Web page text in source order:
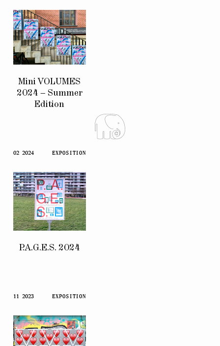
Mini VOLUMES
2024 – Summer
Edition
02 2024 EXPOSITION
P.A.G.E.S. 2024
11 2023 EXPOSITION